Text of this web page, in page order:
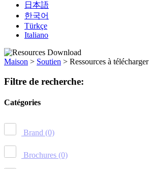
日本語
한국어
Türkçe
Italiano
Maison > Soutien > Ressources à télécharger
Filtre de recherche:
Catégories
Brand (0)
Brochures (0)